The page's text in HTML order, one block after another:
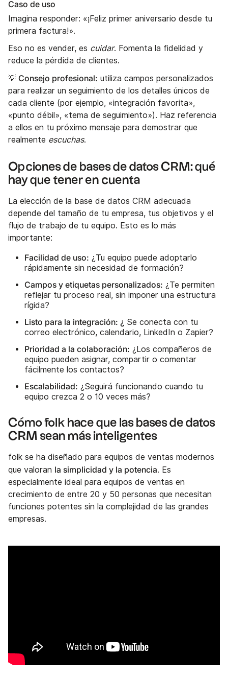
Caso de uso
Imagina responder: «¡Feliz primer aniversario desde tu
primera factura!».
Eso no es vender, es cuidar. Fomenta la fidelidad y
reduce la pérdida de clientes.
💡 Consejo profesional: utiliza campos personalizados
para realizar un seguimiento de los detalles únicos de
cada cliente (por ejemplo, «integración favorita»,
«punto débil», «tema de seguimiento»). Haz referencia
a ellos en tu próximo mensaje para demostrar que
realmente escuchas.
Opciones de bases de datos CRM: qué
hay que tener en cuenta
La elección de la base de datos CRM adecuada
depende del tamaño de tu empresa, tus objetivos y el
flujo de trabajo de tu equipo. Esto es lo más
importante:
Facilidad de uso: ¿Tu equipo puede adoptarlo
rápidamente sin necesidad de formación?
Campos y etiquetas personalizados: ¿Te permiten
reflejar tu proceso real, sin imponer una estructura
rígida?
Listo para la integración: ¿ Se conecta con tu
correo electrónico, calendario, LinkedIn o Zapier?
Prioridad a la colaboración: ¿Los compañeros de
equipo pueden asignar, compartir o comentar
fácilmente los contactos?
Escalabilidad: ¿Seguirá funcionando cuando tu
equipo crezca 2 o 10 veces más?
Cómo folk hace que las bases de datos
CRM sean más inteligentes
folk se ha diseñado para equipos de ventas modernos
que valoran la simplicidad y la potencia. Es
especialmente ideal para equipos de ventas en
crecimiento de entre 20 y 50 personas que necesitan
funciones potentes sin la complejidad de las grandes
empresas.